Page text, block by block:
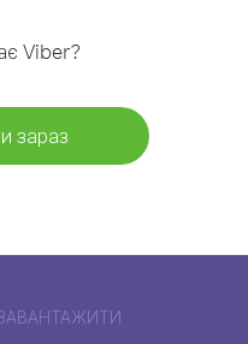
Viber?
зараз